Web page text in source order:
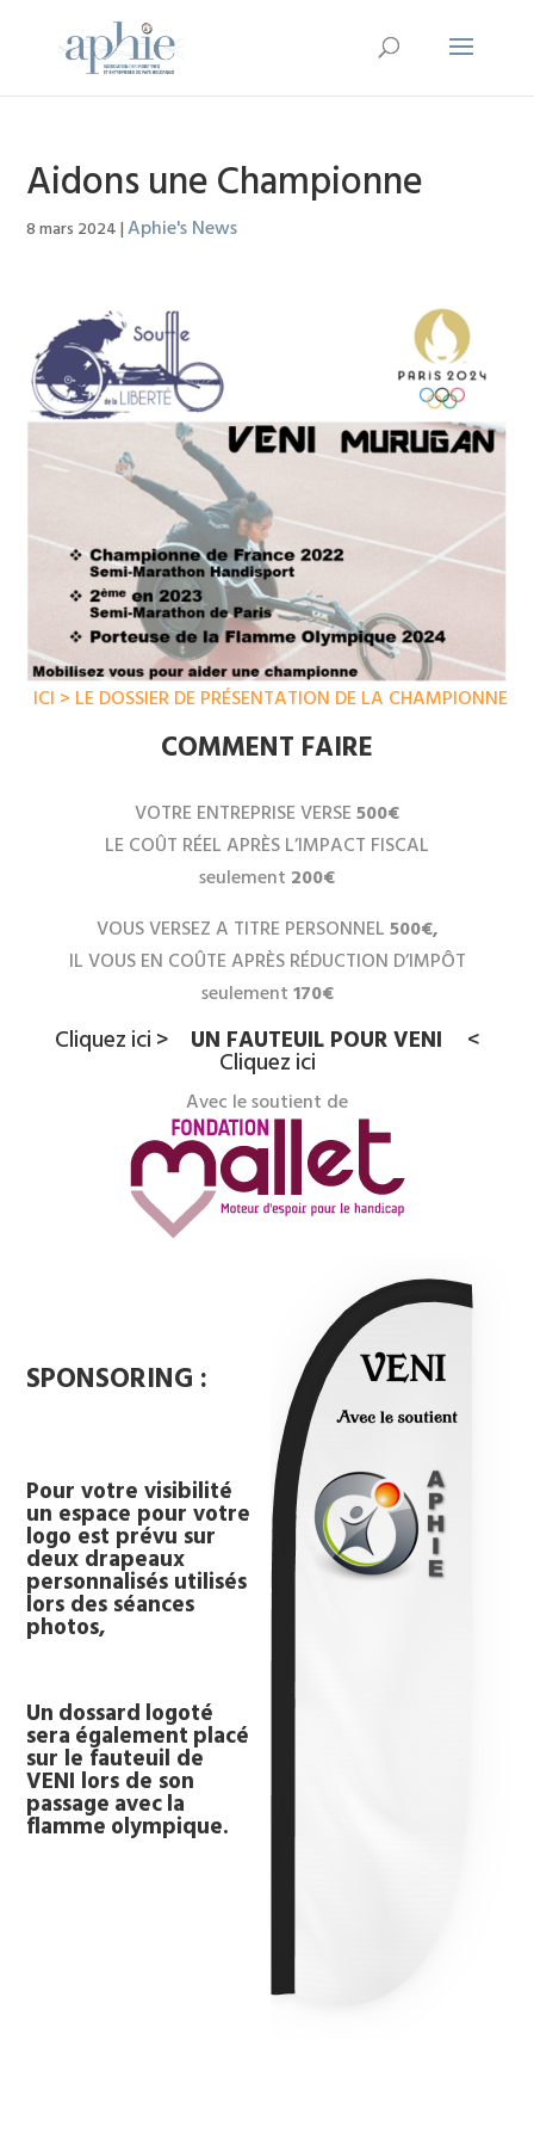
Aidons une Championne
8 mars 2024|Aphie's News
ICI > LE DOSSIER DE PRÉSENTATION DE LA CHAMPIONNE
COMMENT FAIRE
VOTRE ENTREPRISE VERSE500€
LE COÛT RÉEL APRÈS L’IMPACT FISCAL
seulement 200€
VOUS VERSEZ A TITRE PERSONNEL500€,
IL VOUS EN COÛTE APRÈS RÉDUCTION D’IMPÔT
seulement170€
Cliquez ici > UN FAUTEUIL POUR VENI <
Cliquez ici
Avec le soutient de
SPONSORING :
Pour votre visibilité
un espace pour votre
logo est prévu sur
deux drapeaux
personnalisés utilisés
lors des séances
photos,
Undossardlogoté
seraégalementplacé
sur le fauteuil de
VENI lors de son
passageavecla
flammeolympique.